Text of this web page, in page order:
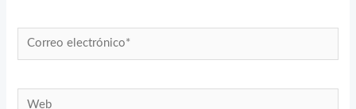
Correo
electrónico*
Web